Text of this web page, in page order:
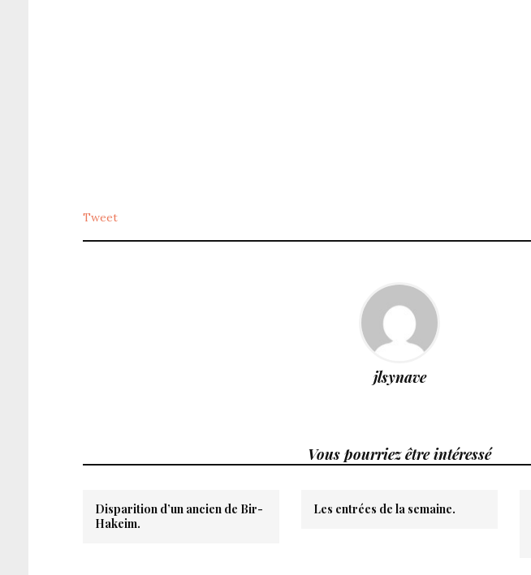
Tweet
jlsynave
Vous pourriez être intéressé
Disparition d’un ancien de Bir-
Hakeim.
Les entrées de la semaine.